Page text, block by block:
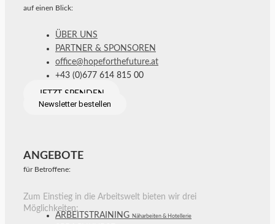
auf einen Blick:
ÜBER UNS
PARTNER & SPONSOREN
office@hopeforthefuture.at
+43 (0)677 614 815 00
JETZT SPENDEN
Newsletter bestellen
ANGEBOTE
für Betroffene:
Zum Einstieg in die Arbeitswelt bieten wir drei
Möglichkeiten:
ARBEITSTRAINING Näharbeiten & Hotellerie